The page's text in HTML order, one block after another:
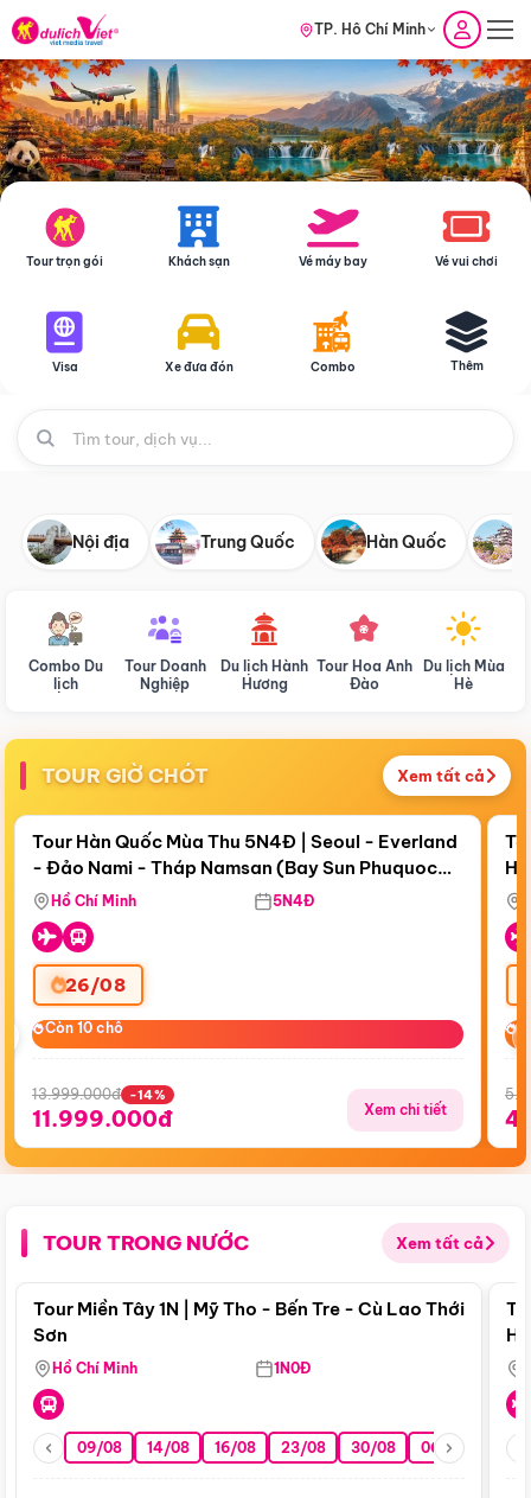
TP. Hồ Chí Minh
Tour trọn gói Khách sạn Vé máy bay Vé vui chơi
Visa Xe đưa đón Combo Thêm
Nội địa Trung Quốc Hàn Quốc
Combo Du
lịch
Tour Doanh
Nghiệp
Du lịch Hành
Hương
Tour Hoa Anh
Đào
Du lịch Mùa
Hè
TOUR GIỜ CHÓT Xem tất cả
Còn18 ngày 08:18:47
Bay Sun Phuquoc Airways
Điểm nổi bật
Tour Hàn Quốc Mùa Thu 5N4Đ | Seoul - Everland
- Đảo Nami - Tháp Namsan (Bay Sun Phuquoc
Airways)
Hồ Chí Minh 5N4Đ
26/08
Còn 10 chỗ
Còn 10 chỗ
13.999.000đ -14%
11.999.000đ Xem chi tiết
TOUR TRONG NƯỚC Xem tất cả
Điểm nổi bật
Tour Miền Tây 1N | Mỹ Tho - Bến Tre - Cù Lao Thới
Sơn
Hồ Chí Minh 1N0Đ
09/08 14/08 16/08 23/08 30/08 06/09 13/09